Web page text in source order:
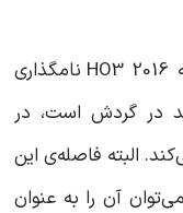
به نظر می رسد این سیارک جدید که 2016 HO3 نامگذاری
در گردش است، در
البته فاصله‌ی این
آن را به عنوان